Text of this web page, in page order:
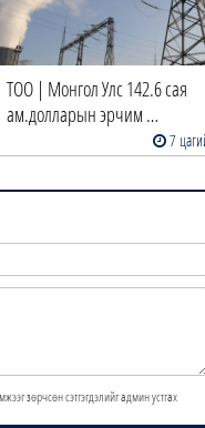
ТОО | Монгол Улс 142.6 сая
ам.долларын эрчим …
7
зөрчсөн сэтгэгдэлийг админ устгах